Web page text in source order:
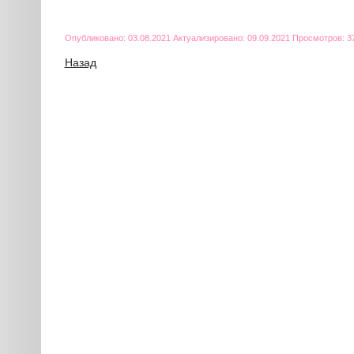
Опубликовано: 03.08.2021 Актуализировано: 09.09.2021 Просмотров:
Назад